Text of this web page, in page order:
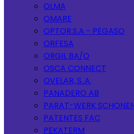
OLMA
OMARE
OPTOR.S.A - PEGASO
ORFESA
ORGIL BA/O
OSCA CONNECT
OVELAR, S..A.
PANADERO AB
PARAT-WERK
PATENTES FAC
PEKATERM